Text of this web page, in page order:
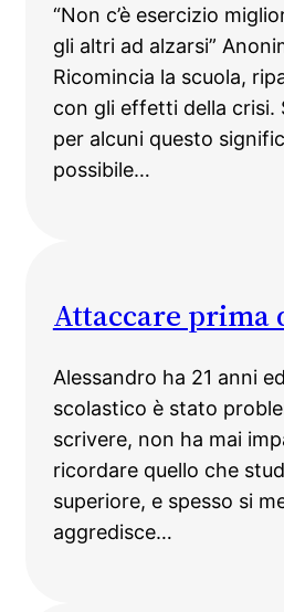
“Non c’è esercizio
gli altri ad alzarsi”
Ricomincia la scuola,
con gli effetti della
per alcuni questo
possibile…
Attaccare prima
Alessandro ha 21 anni
scolastico è stato
scrivere, non ha mai
ricordare quello che
superiore, e spesso si
aggredisce…